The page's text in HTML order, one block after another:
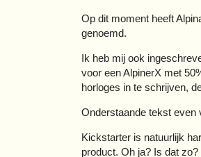
Op dit moment heeft
genoemd.
Ik heb mij ook
voor een AlpinerX met
horloges in te schrijven,
Onderstaande tekst even
Kickstarter is natuurlijk
product. Oh ja? Is dat